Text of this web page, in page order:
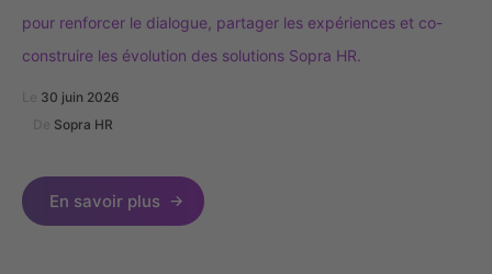
pour renforcer le dialogue, partager les expériences et co-
construire les évolution des solutions Sopra HR.
30 juin 2026
Sopra HR
En savoir plus